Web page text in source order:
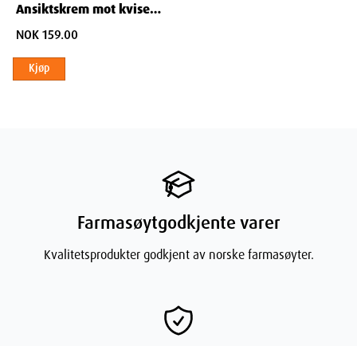
Ansiktskrem mot kviser
50 ml
NOK 159.00
Kjøp
Farmasøytgodkjente varer
Kvalitetsprodukter godkjent av norske farmasøyter.